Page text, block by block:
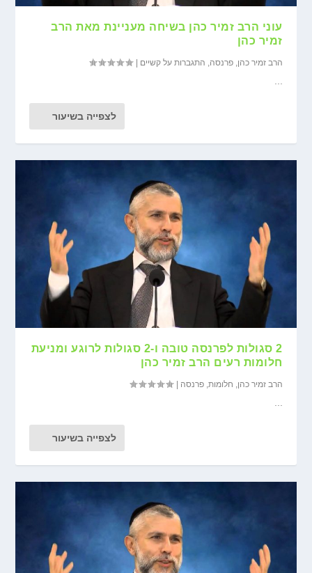
עוני הרב זמיר כהן בשיחה מעניינת מאת הרב
זמיר כהן
הרב זמיר כהן ,פרנסה התגברות על קשיים |
לצפייה בשיעור
2 סגולות לפרנסה טובה ו-2 סגולות לרוגע ומניעת
חלומות רעים הרב זמיר כהן
הרב זמיר כהן, חלומות,פרנסה |
...
לצפייה בשיעור